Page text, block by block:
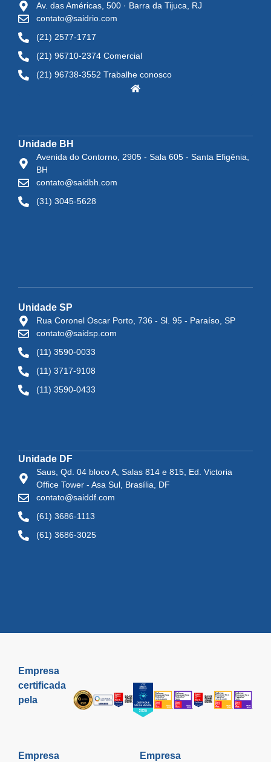
Av. das Américas, 500 · Barra da Tijuca, RJ
contato@saidrio.com
(21) 2577-1717
(21) 96710-2374 Comercial
(21) 96738-3552 Trabalhe conosco
Unidade BH
Avenida do Contorno, 2905 - Sala 605 - Santa Efigênia,
BH
contato@saidbh.com
(31) 3045-5628
Unidade SP
Rua Coronel Oscar Porto, 736 - Sl. 95 - Paraíso, SP
contato@saidsp.com
(11) 3590-0033
(11) 3717-9108
(11) 3590-0433
Unidade DF
Saus, Qd. 04 bloco A, Salas 814 e 815, Ed. Victoria
Office Tower - Asa Sul, Brasília, DF
contato@saiddf.com
(61) 3686-1113
(61) 3686-3025
Empresa
certificada
pela
Empresa Empresa